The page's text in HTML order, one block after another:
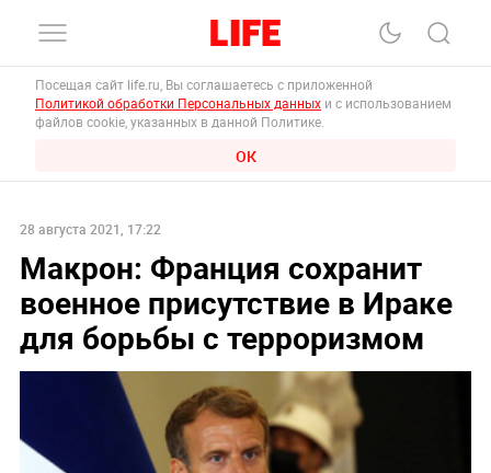
Посещая сайт life.ru, Вы соглашаетесь с приложенной
Политикой обработки Персональных данных и с использованием
файлов cookie, указанных в данной Политике.
ОК
28 августа 2021, 17:22
Макрон: Франция сохранит
военное присутствие в Ираке
для борьбы с терроризмом